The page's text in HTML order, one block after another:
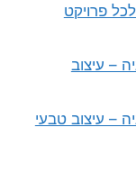
פרויקט
– עיצוב
– עיצוב טבעי